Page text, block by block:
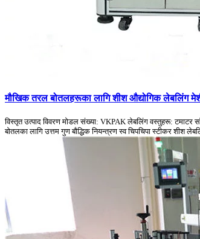
मौखिक तरल बोतलहरूका लागि शीश औद्योगिक लेबलिंग
विस्तृत उत्पाद विवरण मोडल संख्या: VKPAK लेबलिंग वस्तुहरू: टमाटर
बोतलका लागि उत्तम गुण बौद्धिक नियन्त्रण स्व चिपचिपा स्टीकर शीश